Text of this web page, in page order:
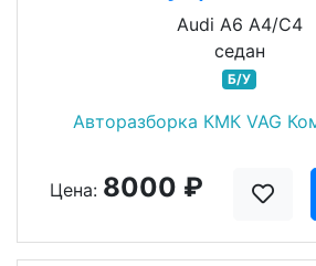
Audi A6 A4/C4
седан
Б/У
Авторазборка КМК VAG
Цена: 8000 ₽